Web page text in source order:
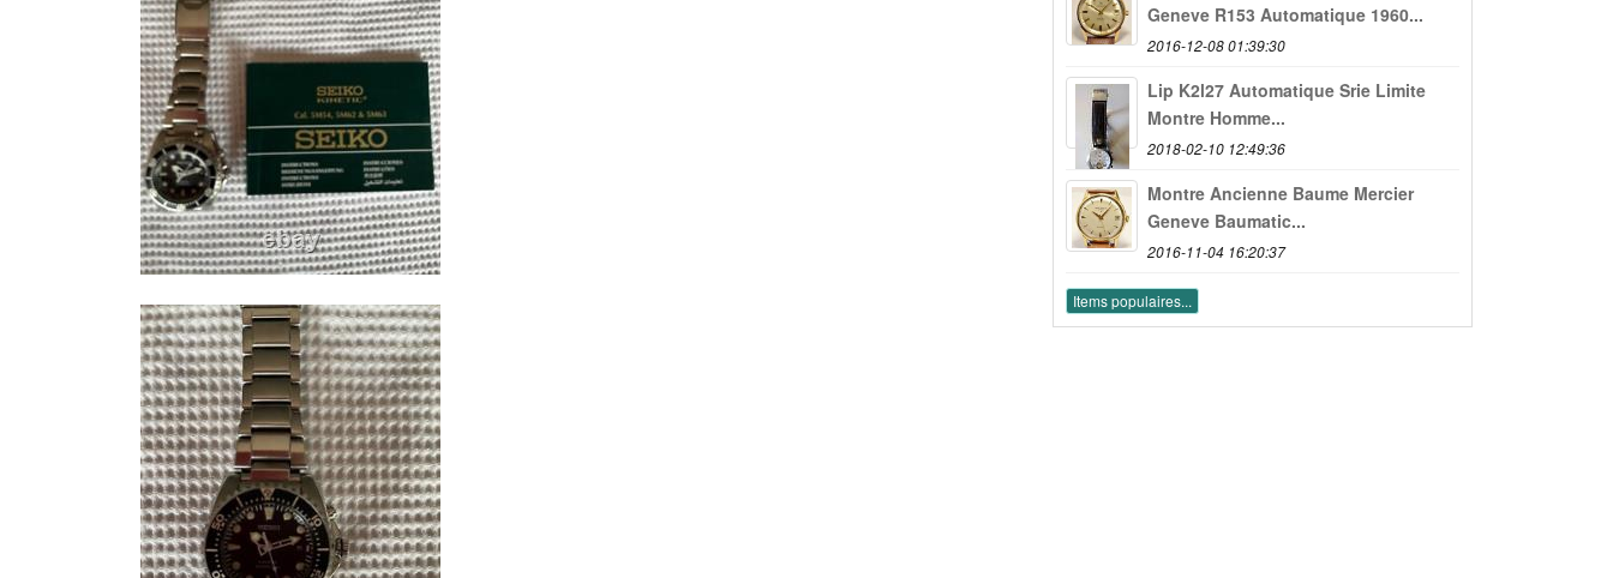
Geneve R153 Automatique 1960...
2016-12-08 01:39:30
Lip K2l27 Automatique Srie Limite
Montre Homme...
2018-02-10 12:49:36
Montre Ancienne Baume Mercier
Geneve Baumatic...
2016-11-04 16:20:37
Items populaires...